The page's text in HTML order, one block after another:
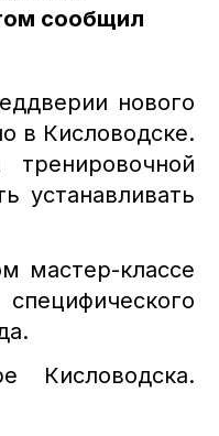
сообщил
нового
в Кисловодске.
устанавливать
мастер-классе
Кисловодска.